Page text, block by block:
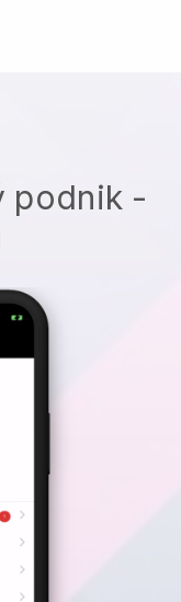
podnik -